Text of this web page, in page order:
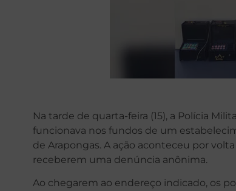
Na tarde de quarta-feira (15), a Polícia
funcionava nos fundos de um
de Arapongas. A ação aconteceu por
receberem uma denúncia anônima.
Ao chegarem ao endereço indicado, os